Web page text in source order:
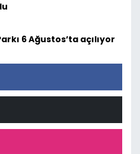
6 Ağustos’ta açılıyor